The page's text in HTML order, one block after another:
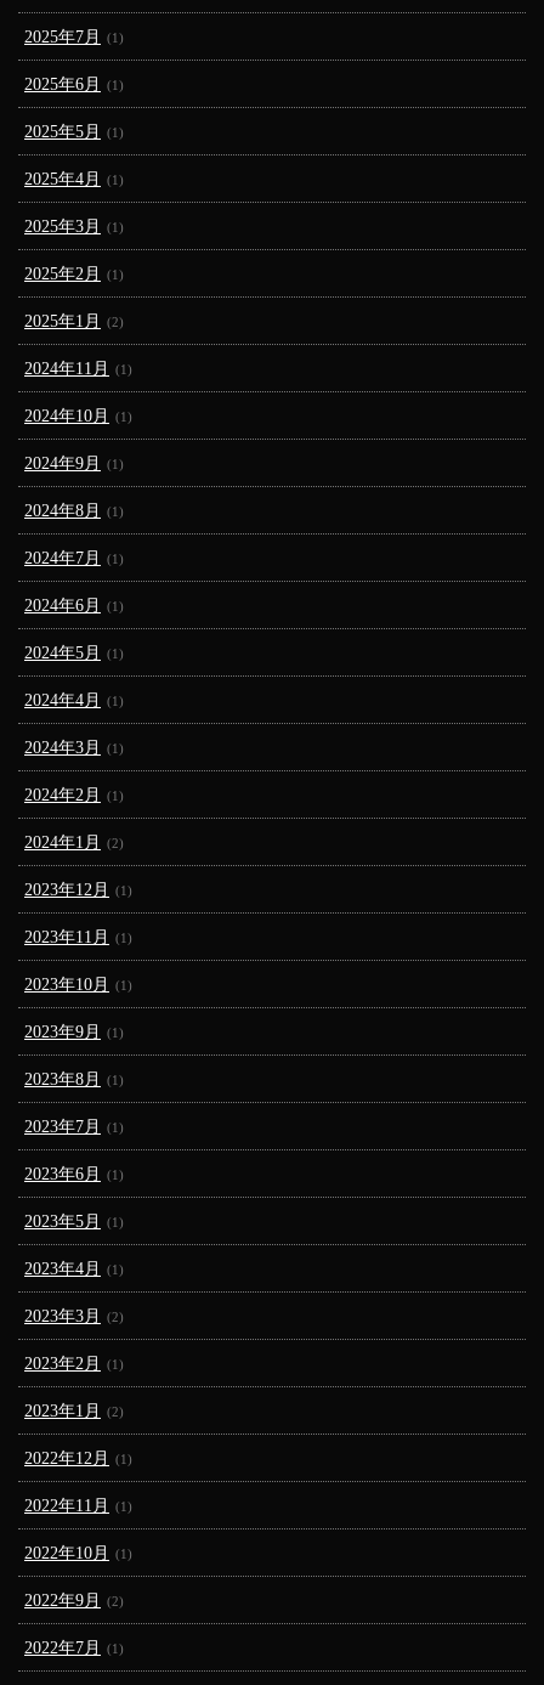
2025年7月 (1)
2025年6月 (1)
2025年5月 (1)
2025年4月 (1)
2025年3月 (1)
2025年2月 (1)
2025年1月 (2)
2024年11月 (1)
2024年10月 (1)
2024年9月 (1)
2024年8月 (1)
2024年7月 (1)
2024年6月 (1)
2024年5月 (1)
2024年4月 (1)
2024年3月 (1)
2024年2月 (1)
2024年1月 (2)
2023年12月 (1)
2023年11月 (1)
2023年10月 (1)
2023年9月 (1)
2023年8月 (1)
2023年7月 (1)
2023年6月 (1)
2023年5月 (1)
2023年4月 (1)
2023年3月 (2)
2023年2月 (1)
2023年1月 (2)
2022年12月 (1)
2022年11月 (1)
2022年10月 (1)
2022年9月 (2)
2022年7月 (1)